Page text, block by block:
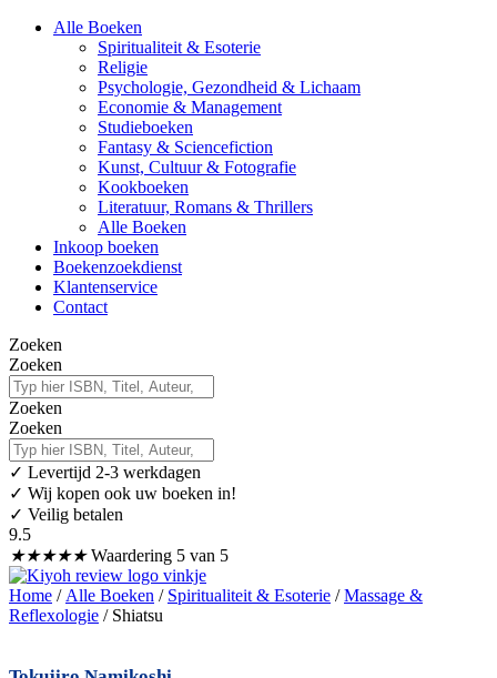
Alle Boeken
Spiritualiteit & Esoterie
Religie
Psychologie, Gezondheid & Lichaam
Economie & Management
Studieboeken
Fantasy & Sciencefiction
Kunst, Cultuur & Fotografie
Kookboeken
Literatuur, Romans & Thrillers
Alle Boeken
Inkoop boeken
Boekenzoekdienst
Klantenservice
Contact
Zoeken
Zoeken
Zoeken
Zoeken
✓ Levertijd 2-3 werkdagen
✓ Wij kopen ook uw boeken in!
✓ Veilig betalen
9.5
★★★★★ Waardering 5 van 5
Home / Alle Boeken / Spiritualiteit & Esoterie /Massage &
Reflexologie / Shiatsu